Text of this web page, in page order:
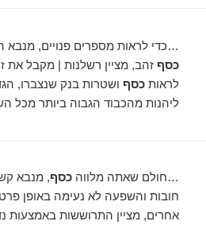
…כדי לראות מספרים פנויים, מנבא
כסף זהב, מציין רשלנות | מקבל את
לראותכסף ושטרות בנק שנצברו,
ליהנות מהכבוד הגבוה ביותר מכל
…חולם שאתה מלווהכסף, מנבא
חובות והשפעה לא נעימה באופן
אחרים, מציין התרוששות באמצעות